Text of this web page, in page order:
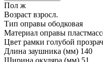
Пол ж
Возраст взросл.
Тип оправы ободковая
Материал оправы
Цвет рамки голубой
Длина заушника (мм) 140
Ширина окуляра (мм) 51